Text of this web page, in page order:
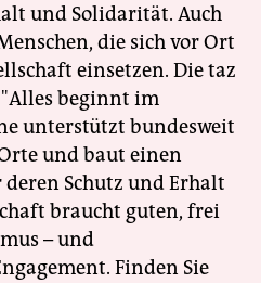
und Solidarität. Auch
die sich vor Ort
einsetzen. Die taz
beginnt im
unterstützt bundesweit
und baut einen
Schutz und Erhalt
braucht guten, frei
– und
Finden Sie